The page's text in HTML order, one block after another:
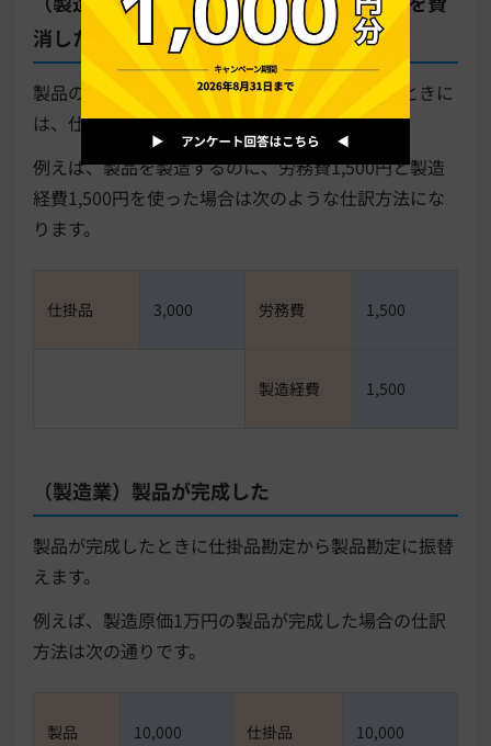
消した
製品の製造過程で労務費と製造経費が発生したときに
は、仕掛品勘定に計上します。
例えば、製品を製造するのに、労務費1,500円と製造
経費1,500円を使った場合は次のような仕訳方法にな
ります。
仕掛品 3,000 労務費 1,500
製造経費 1,500
（製造業）製品が完成した
製品が完成したときに仕掛品勘定から製品勘定に振替
えます。
例えば、製造原価1万円の製品が完成した場合の仕訳
方法は次の通りです。
製品 10,000 仕掛品 10,000